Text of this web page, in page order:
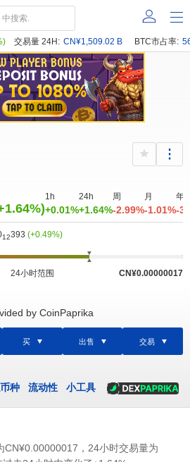
交易量 24H: CN¥1,509.02 B BTC市占率:
1h
+0.01%
24h
+1.64%
周
-2.99%
月
-1.01%
年
-
12393 (+0.49%)
24小时范围 CN¥0.00000017
by CoinPaprika
买 出售 交易
种 流动性 小工具
CN¥0.00000017 ，24小时交易量为